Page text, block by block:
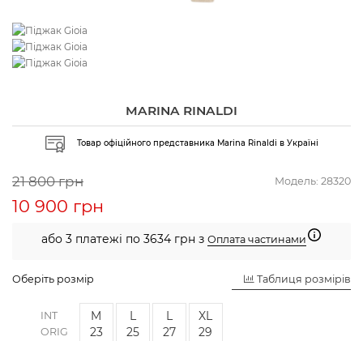
MARINA RINALDI
Товар офіційного представника Marina Rinaldi в Україні
Модель: 28320
21 800 грн
10 900 грн
або 3 платежі по 3634 грн з Оплата частинами
Оберіть розмір Таблиця розмірів
INT
ORIG
M
23
L
25
L
27
XL
29